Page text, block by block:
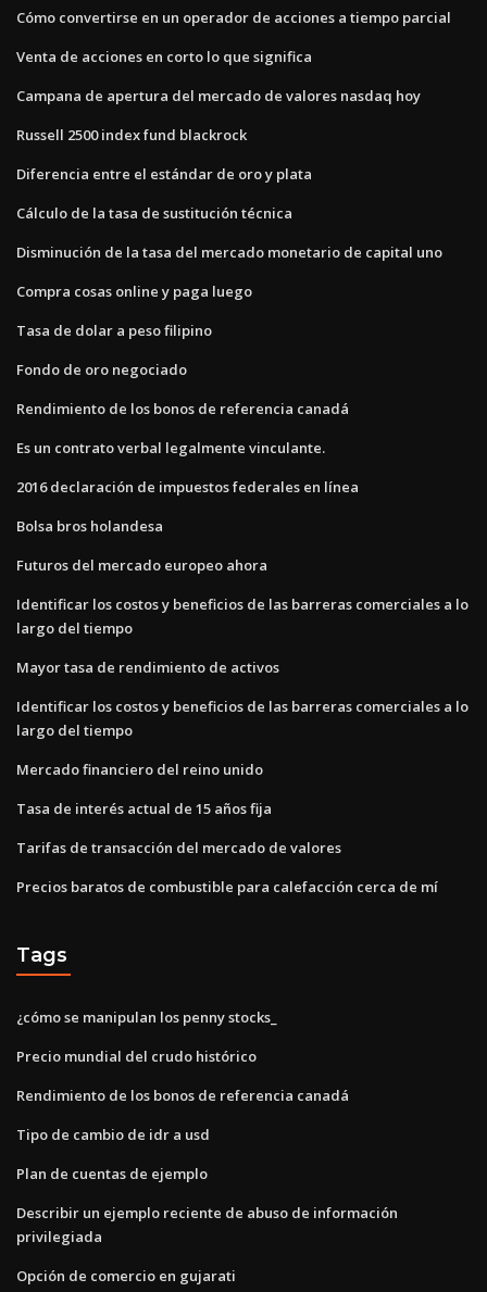
Cómo convertirse en un operador de acciones a tiempo parcial
Venta de acciones en corto lo que significa
Campana de apertura del mercado de valores nasdaq hoy
Russell 2500 index fund blackrock
Diferencia entre el estándar de oro y plata
Cálculo de la tasa de sustitución técnica
Disminución de la tasa del mercado monetario de capital uno
Compra cosas online y paga luego
Tasa de dolar a peso filipino
Fondo de oro negociado
Rendimiento de los bonos de referencia canadá
Es un contrato verbal legalmente vinculante.
2016 declaración de impuestos federales en línea
Bolsa bros holandesa
Futuros del mercado europeo ahora
Identificar los costos y beneficios de las barreras comerciales a lo
largo del tiempo
Mayor tasa de rendimiento de activos
Identificar los costos y beneficios de las barreras comerciales a lo
largo del tiempo
Mercado financiero del reino unido
Tasa de interés actual de 15 años fija
Tarifas de transacción del mercado de valores
Precios baratos de combustible para calefacción cerca de mí
Tags
¿cómo se manipulan los penny stocks_
Precio mundial del crudo histórico
Rendimiento de los bonos de referencia canadá
Tipo de cambio de idr a usd
Plan de cuentas de ejemplo
Describir un ejemplo reciente de abuso de información
privilegiada
Opción de comercio en gujarati